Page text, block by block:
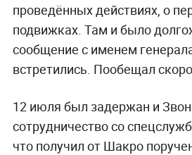
проведённых действиях, о
подвижках. Там и было
сообщение с именем
встретились. Пообещал
12 июля был задержан и
сотрудничество со
что получил от Шакро